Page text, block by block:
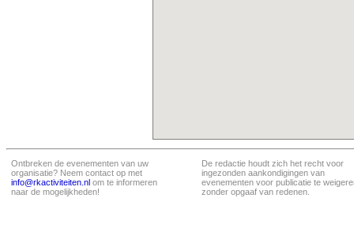
Ontbreken de evenementen van uw
organisatie? Neem contact op met
info@rkactiviteiten.nl om te informeren
naar de mogelijkheden!
De redactie houdt zich het recht voor
ingezonden aankondigingen van
evenementen voor publicatie te
zonder opgaaf van redenen.